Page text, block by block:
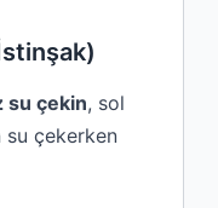
su çekin, sol
su çekerken